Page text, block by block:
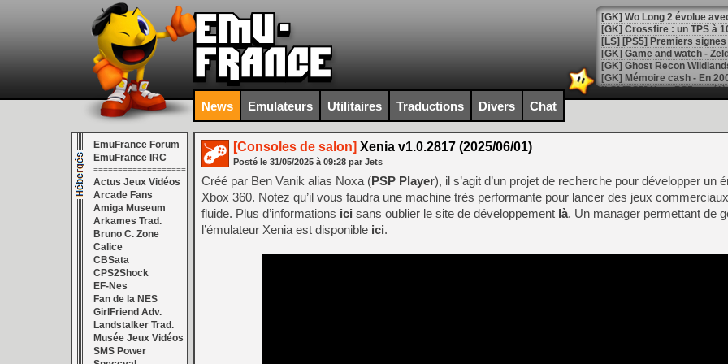
[GK] Wo Long 2 évolue
[GK] Crossfire : un TPS à
[LS] [PS5] Premiers
[Mo5] DOOM arrive en
[GK] Bethesda fête les 30
[GK] Roblox : l'action en
[GK] Agenda - GeForce
[GK] Devolver Digital en a
[LS] [PS5] ps5-y2jb-
[GK] Pourquoi Marvel
[GK] Test : Restory : Chill
[GK] GTA 6 : Rockstar
[GK] Hot Wheels Infinite
[GK] Mémoire cash -
[GK] Résultats Nintendo :
[GK] Déjà des
News Emulateurs Utilitaires Traductions Divers Chat
EmuFrance Forum
EmuFrance IRC
===================
Actus Jeux Vidéos
Arcade Fans
Amiga Museum
Arkames Trad.
Bruno C. Zone
Calice
CBSata
CPS2Shock
EF-Nes
Fan de la NES
GirlFriend Adv.
Landstalker Trad.
Musée Jeux Vidéos
SMS Power
[Consoles de salon] Xenia v1.0.2817 (2025/06/01)
Posté le 31/05/2025 à 09:28 par Jets
Créé par Ben Vanik alias Noxa (PSP Player), il s’agit d’un projet de recherche pour développer un
Xbox 360. Notez qu’il vous faudra une machine très performante pour lancer des jeux
fluide. Plus d’informations ici sans oublier le site de développement là. Un manager permettant de
l’émulateur Xenia est disponible ici.